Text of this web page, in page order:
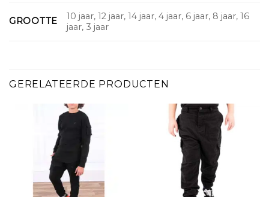
GROOTTE
10 jaar, 12 jaar, 14 jaar, 4 jaar, 6 jaar, 8 jaar, 16
jaar, 3 jaar
GERELATEERDE PRODUCTEN